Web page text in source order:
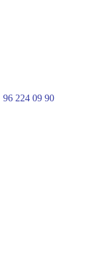
96 224 09 90